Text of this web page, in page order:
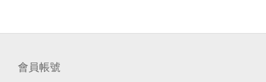
會員帳號